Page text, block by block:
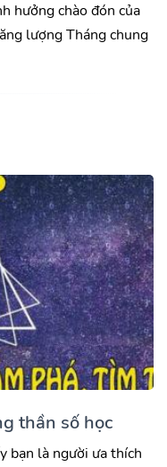
hưởng chào đón của
lượng Tháng chung
thần số học
bạn là người ưa thích